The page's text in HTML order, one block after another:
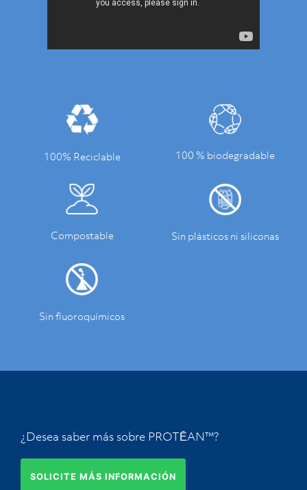
100% Reciclable 100 % biodegradable
Compostable Sin plásticos ni siliconas
Sin fluoroquímicos
¿Desea saber más sobre PROTĒAN™?
SOLICITE MÁS INFORMACIÓN